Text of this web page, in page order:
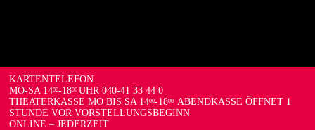
KARTENTELEFON
MO-SA 1400-1800 UHR 040-41 33 44 0
THEATERKASSE MO BIS SA 1400-1800 ABENDKASSE ÖFFNET 1
STUNDE VOR VORSTELLUNGSBEGINN
ONLINE – JEDERZEIT